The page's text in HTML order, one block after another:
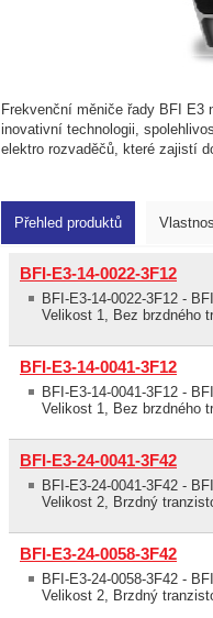
Frekvenční měniče řady BFI E3
inovativní technologii,
elektro rozvaděčů, které zajistí
Přehled produktů
BFI-E3-14-0022-3F12
BFI-E3-14-0022-3F12 -
Velikost 1, Bez brzdného
BFI-E3-14-0041-3F12
BFI-E3-14-0041-3F12 -
Velikost 1, Bez brzdného
BFI-E3-24-0041-3F42
BFI-E3-24-0041-3F42 -
Velikost 2, Brzdný
BFI-E3-24-0058-3F42
BFI-E3-24-0058-3F42 -
Velikost 2, Brzdný